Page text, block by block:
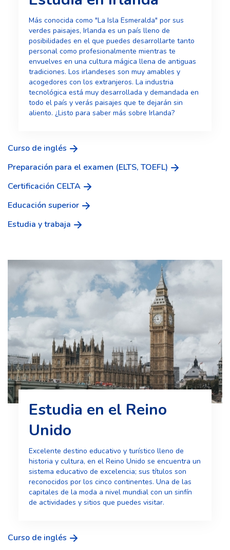
Más conocida como "La Isla Esmeralda" por sus
verdes paisajes, Irlanda es un país lleno de
posibilidades en el que puedes desarrollarte tanto
personal como profesionalmente mientras te
envuelves en una cultura mágica llena de antiguas
tradiciones. Los irlandeses son muy amables y
acogedores con los extranjeros. La industria
tecnológica está muy desarrollada y demandada en
todo el país y verás paisajes que te dejarán sin
aliento. ¿Listo para saber más sobre Irlanda?
Curso de inglés
Preparación para el examen (ELTS, TOEFL)
Certificación CELTA
Educación superior
Estudia y trabaja
Estudia en el Reino
Unido
Excelente destino educativo y turístico lleno de
historia y cultura, en el Reino Unido se encuentra un
sistema educativo de excelencia; sus títulos son
reconocidos por los cinco continentes. Una de las
capitales de la moda a nivel mundial con un sinfín
de actividades y sitios que puedes visitar.
Curso de inglés